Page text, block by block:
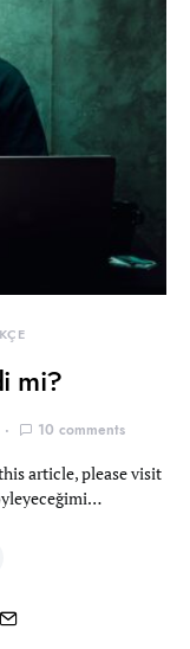
mi?
10 comments
article, please visit